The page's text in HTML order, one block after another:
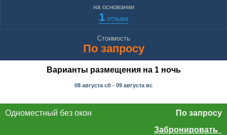
на основании
1 отзыва
Стоимость
По запросу
Варианты размещения на 1 ночь
08 августа сб - 09 августа вс
Одноместный без окон
По запросу
Забронировать